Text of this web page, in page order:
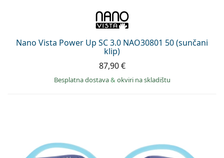
Nano Vista Power Up SC 3.0 NAO30801 50 (sunčani
klip)
87,90 €
Besplatna dostava& okviri na skladištu